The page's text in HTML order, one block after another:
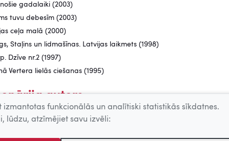
gadalaiki (2003)
tuvu debesīm (2003)
ceļa malā (2000)
Staļins un lidmašīnas. Latvijas laikmets (1998)
Dzīve nr.2 (1997)
Vertera lielās ciešanas (1995)
autors
gribējām izmainīt pasauli (2020)
izmantotas funkcionālās un analītiski statistikās sīkdatnes.
lūdzu, atzīmējiet savu izvēli: